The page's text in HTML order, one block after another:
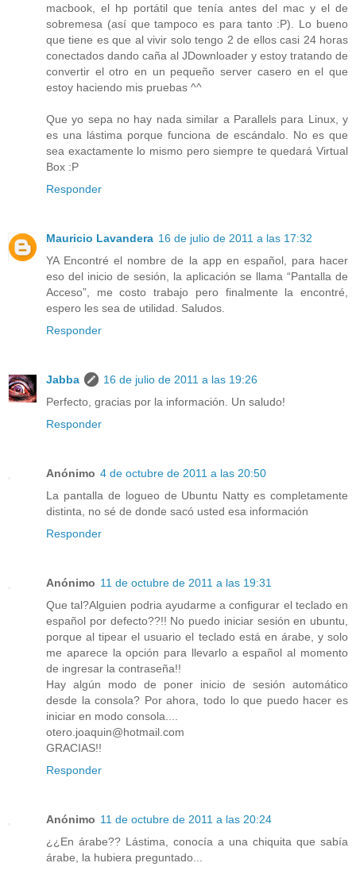
macbook, el hp portátil que tenía antes del mac y el de
sobremesa (así que tampoco es para tanto :P). Lo bueno
que tiene es que al vivir solo tengo 2 de ellos casi 24 horas
conectados dando caña al JDownloader y estoy tratando de
convertir el otro en un pequeño server casero en el que
estoy haciendo mis pruebas ^^
Que yo sepa no hay nada similar a Parallels para Linux, y
es una lástima porque funciona de escándalo. No es que
sea exactamente lo mismo pero siempre te quedará Virtual
Box :P
Responder
Mauricio Lavandera 16 de julio de 2011 a las 17:32
YA Encontré el nombre de la app en español, para hacer
eso del inicio de sesión, la aplicación se llama “Pantalla de
Acceso”, me costo trabajo pero finalmente la encontré,
espero les sea de utilidad. Saludos.
Responder
Jabba
16 de julio de 2011 a las 19:26
Perfecto, gracias por la información. Un saludo!
Responder
Anónimo 4 de octubre de 2011 a las 20:50
La pantalla de logueo de Ubuntu Natty es completamente
distinta, no sé de donde sacó usted esa información
Responder
Anónimo 11 de octubre de 2011 a las 19:31
Que tal?Alguien podria ayudarme a configurar el teclado en
español por defecto??!! No puedo iniciar sesión en ubuntu,
porque al tipear el usuario el teclado está en árabe, y solo
me aparece la opción para llevarlo a español al momento
de ingresar la contraseña!!
Hay algún modo de poner inicio de sesión automático
desde la consola? Por ahora, todo lo que puedo hacer es
iniciar en modo consola....
otero.joaquin@hotmail.com
GRACIAS!!
Responder
Anónimo 11 de octubre de 2011 a las 20:24
¿¿En árabe?? Lástima, conocía a una chiquita que sabía
árabe, la hubiera preguntado...